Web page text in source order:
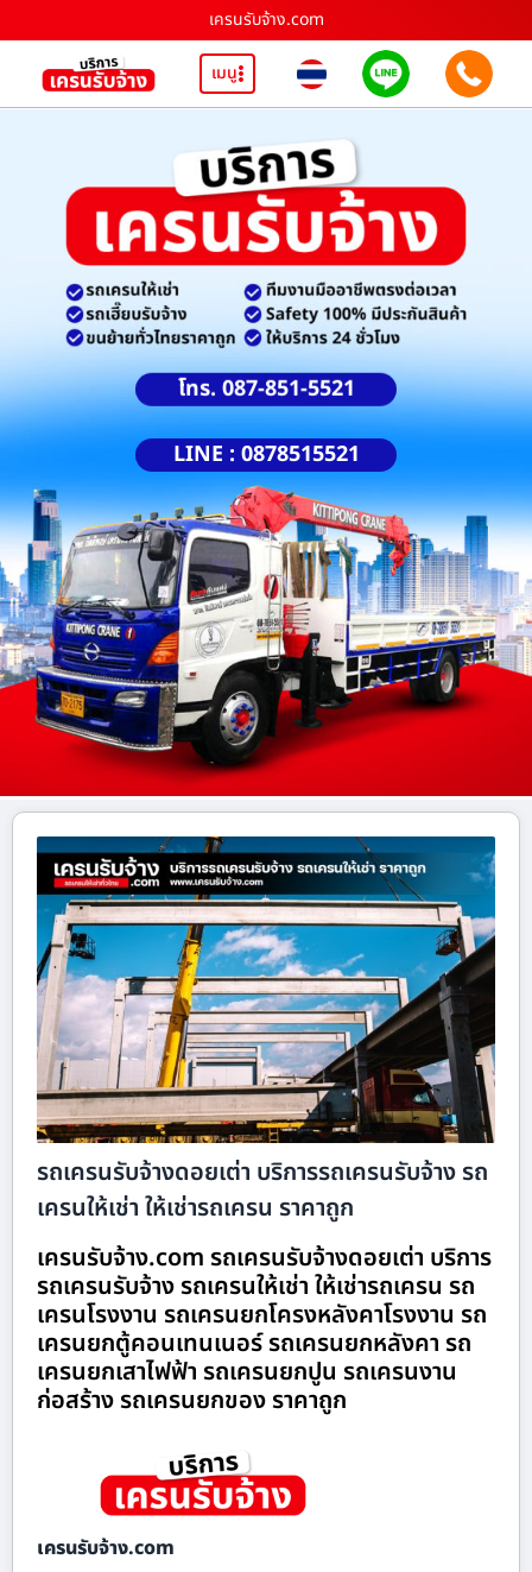
เครนรับจ้าง.com
เมนู
โทร. 087-851-5521
LINE : 0878515521
รถเครนรับจ้างดอยเต่า บริการรถเครนรับจ้าง รถ
เครนให้เช่า ให้เช่ารถเครน ราคาถูก
เครนรับจ้าง.com รถเครนรับจ้างดอยเต่า บริการ
รถเครนรับจ้าง รถเครนให้เช่า ให้เช่ารถเครน รถ
เครนโรงงาน รถเครนยกโครงหลังคาโรงงาน รถ
เครนยกตู้คอนเทนเนอร์ รถเครนยกหลังคา รถ
เครนยกเสาไฟฟ้า รถเครนยกปูน รถเครนงาน
ก่อสร้าง รถเครนยกของ ราคาถูก
เครนรับจ้าง.com